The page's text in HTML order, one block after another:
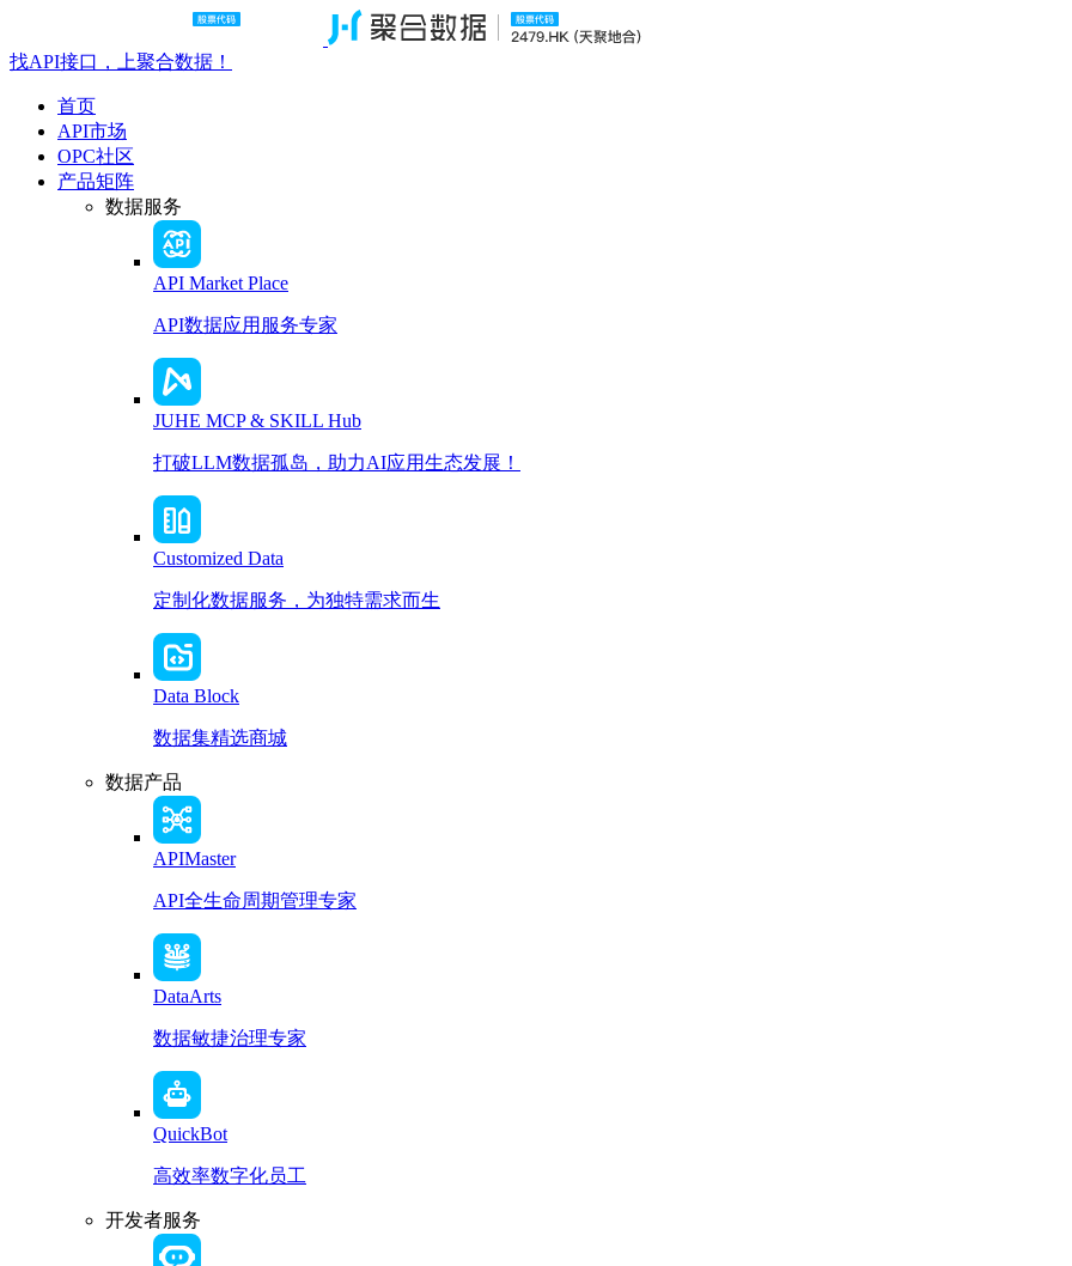
找API接口，上聚合数据！
首页
API市场
OPC社区
产品矩阵
数据服务
API Market Place
API数据应用服务专家
JUHE MCP & SKILL Hub
打破LLM数据孤岛，助力AI应用生态发展！
Customized Data
定制化数据服务，为独特需求而生
Data Block
数据集精选商城
数据产品
APIMaster
API全生命周期管理专家
DataArts
数据敏捷治理专家
QuickBot
高效率数字化员工
开发者服务